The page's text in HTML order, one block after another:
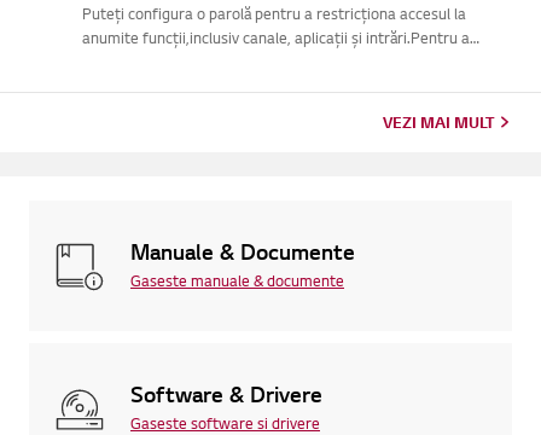
Puteți configura o parolă pentru a restricționa accesul la
anumite funcții,inclusiv canale, aplicații și intrări.Pentru a
VEZI MAI MULT
Manuale & Documente
Gaseste manuale & documente
Software & Drivere
Gaseste software si drivere